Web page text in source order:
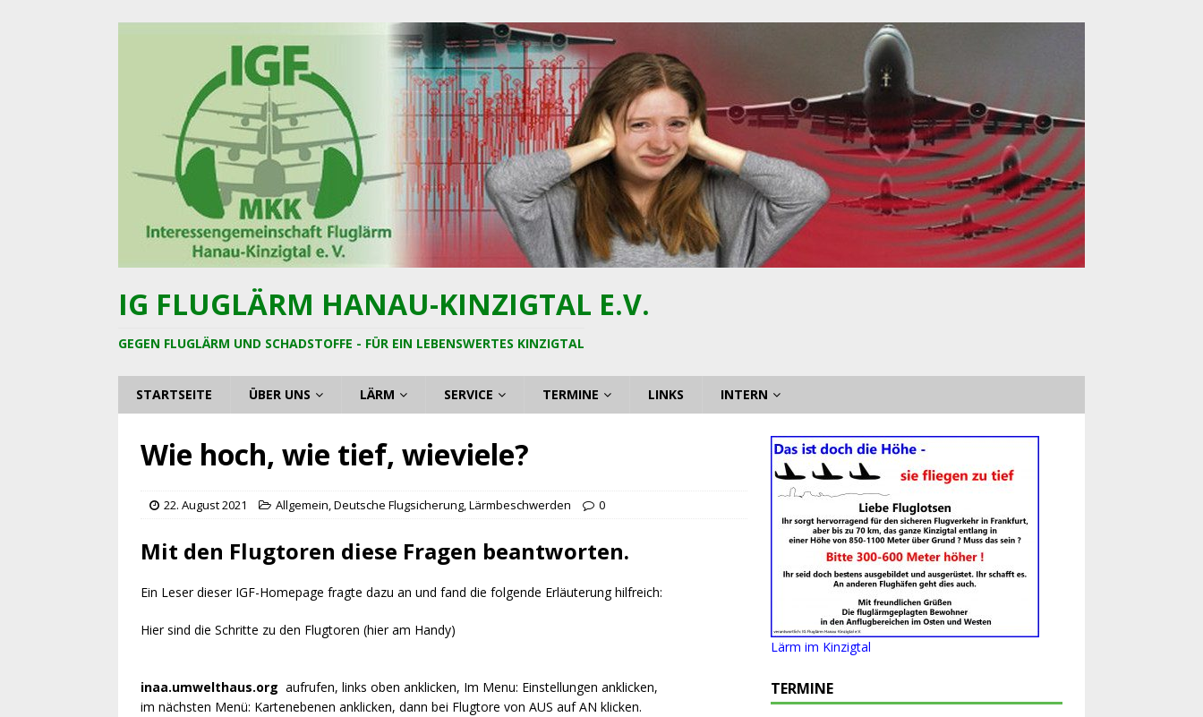
IG FLUGLÄRM HANAU-KINZIGTAL E.V.
GEGEN FLUGLÄRM UND SCHADSTOFFE - FÜR EIN LEBENSWERTES KINZIGTAL
STARTSEITE ÜBER UNS LÄRM SERVICE TERMINE LINKS INTERN
Wie hoch, wie tief, wieviele?
22. August 2021 Allgemein,Deutsche Flugsicherung,Lärmbeschwerden 0
Mit den Flugtoren diese Fragen beantworten.
Ein Leser dieser IGF-Homepage fragte dazu an und fand die folgende Erläuterung hilfreich:
Hier sind die Schritte zu den Flugtoren (hier am Handy)
inaa.umwelthaus.org aufrufen, links oben anklicken, Im Menu: Einstellungen anklicken,
im nächsten Menü: Kartenebenen anklicken, dann bei Flugtore von AUS auf AN klicken.
Lärm im Kinzigtal
TERMINE